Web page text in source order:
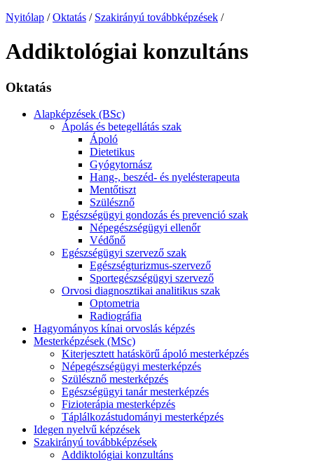
Nyitólap / Oktatás / Szakirányú továbbképzések /
Addiktológiai konzultáns
Oktatás
Alapképzések (BSc)
Ápolás és betegellátás szak
Ápoló
Dietetikus
Gyógytornász
Hang-, beszéd- és nyelésterapeuta
Mentőtiszt
Szülésznő
Egészségügyi gondozás és prevenció szak
Népegészségügyi ellenőr
Védőnő
Egészségügyi szervező szak
Egészségturizmus-szervező
Sportegészségügyi szervező
Orvosi diagnosztikai analitikus szak
Optometria
Radiográfia
Hagyományos kínai orvoslás képzés
Mesterképzések (MSc)
Kiterjesztett hatáskörű ápoló mesterképzés
Népegészségügyi mesterképzés
Szülésznő mesterképzés
Egészségügyi tanár mesterképzés
Fizioterápia mesterképzés
Táplálkozástudományi mesterképzés
Idegen nyelvű képzések
Szakirányú továbbképzések
Addiktológiai konzultáns